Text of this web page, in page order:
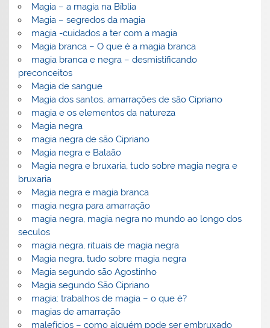
Magia – a magia na Bíblia
Magia – segredos da magia
magia -cuidados a ter com a magia
Magia branca – O que é a magia branca
magia branca e negra – desmistificando
preconceitos
Magia de sangue
Magia dos santos, amarrações de são Cipriano
magia e os elementos da natureza
Magia negra
magia negra de são Cipriano
Magia negra e Balaão
Magia negra e bruxaria, tudo sobre magia negra e
bruxaria
Magia negra e magia branca
magia negra para amarração
magia negra, magia negra no mundo ao longo dos
seculos
magia negra, rituais de magia negra
Magia negra, tudo sobre magia negra
Magia segundo são Agostinho
Magia segundo São Cipriano
magia: trabalhos de magia – o que é?
magias de amarração
malefícios – como alguém pode ser embruxado